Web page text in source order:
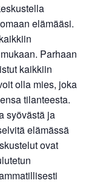
elämääsi.
Parhaan
kaikkiin
olla mies, joka
tilanteesta.
syövästä ja
elämässä
ovat